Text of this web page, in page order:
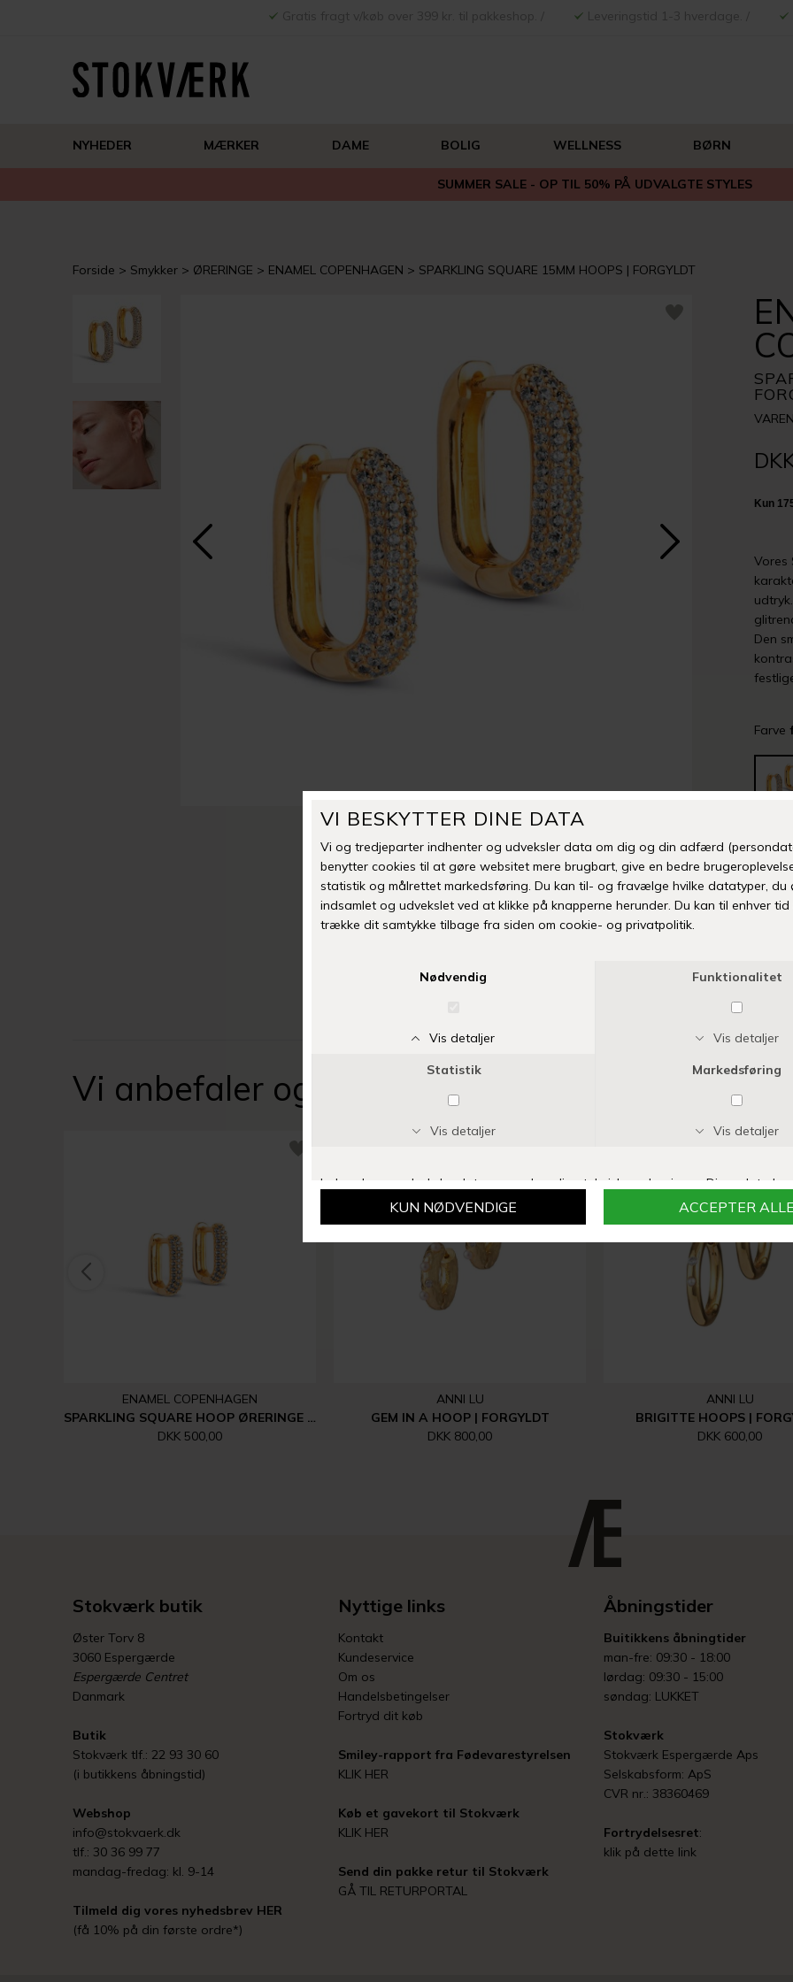
NYHEDER MÆRKER DAME BOLIG WELLNESS BØRN
SUMMER SALE - OP TIL 50% PÅ UDVALGTE STYLES
Forside Smykker ØRERINGE ENAMEL COPENHAGEN SPARKLING SQUARE 15MM HOOPS | FORGYLDT
Vores
Den
Farve
-
Vi anbefaler også
ENAMEL COPENHAGEN
SPARKLING SQUARE HOOP ØRERINGE | FORGYLDT
DKK 500,00
ANNI LU
GEM IN A HOOP | FORGYLDT
DKK 800,00
ANNI LU
BRIGITTE HOOPS |
DKK 600,00
Stokværk butik
Øster Torv 8
3060 Espergærde
Espergærde Centret
Danmark
Butik
Stokværk tlf.: 22 93 30 60
(i butikkens åbningstid)
Webshop
info@stokvaerk.dk
tlf.: 30 36 99 77
mandag-fredag: kl. 9-14
Tilmeld dig vores nyhedsbrev HER
(få 10% på din første ordre*)
Nyttige links
Kontakt
Kundeservice
Om os
Handelsbetingelser
Fortryd dit køb
Smiley-rapport fra Fødevarestyrelsen
KLIK HER
Køb et gavekort til Stokværk
KLIK HER
Send din pakke retur til Stokværk
GÅ TIL RETURPORTAL
Åbningstider
Buitikkens åbningtider
man-fre: 09:30 - 18:00
lørdag: 09:30 - 15:00
søndag: LUKKET
Stokværk
Stokværk Espergærde Aps
Selskabsform: ApS
CVR nr.: 38360469
Fortrydelsesret:
klik på dette link